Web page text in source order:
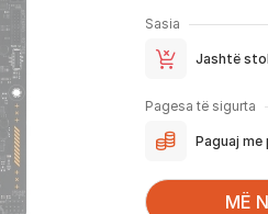
Sasia
Jashtë
Pagesa të sigurta
Paguaj me
MË